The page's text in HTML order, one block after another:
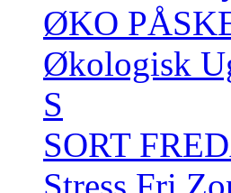
ØKO
Økologisk
S
SORT
Stress Fri